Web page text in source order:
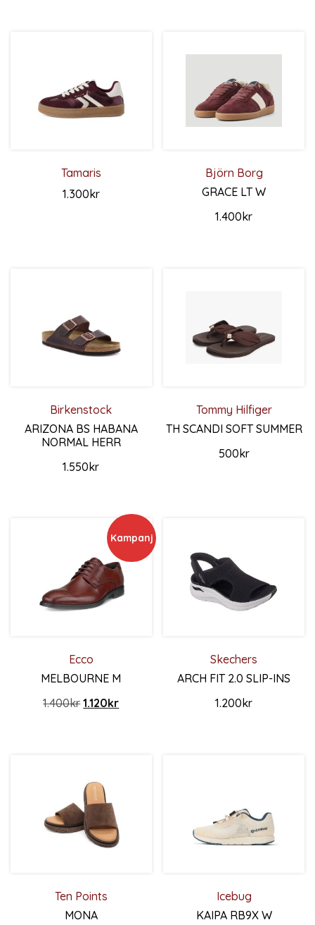
Tamaris
1.300kr
Den här produkten har flera varianter. De olika
Björn Borg
GRACE LT W
1.400kr
Birkenstock
ARIZONA BS HABANA
NORMAL HERR
1.550kr
Tommy Hilfiger
TH SCANDI SOFT SUMMER
500kr
Kampanj
Ecco
MELBOURNE M
1.400krDet ursprungliga priset var: 1.400kr.
1.120krDet nuvarande priset är: 1.120kr.
Skechers
ARCH FIT 2.0 SLIP-INS
1.200kr
Ten Points
MONA
Icebug
KAIPA RB9X W